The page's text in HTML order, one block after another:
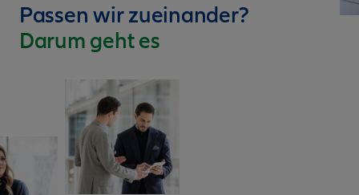
Passen wir zueinander?
Darum geht es